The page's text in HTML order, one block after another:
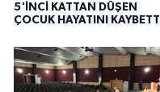
5'İNCİ KATTAN DÜŞEN
ÇOCUK HAYATINI KAYBETTİ